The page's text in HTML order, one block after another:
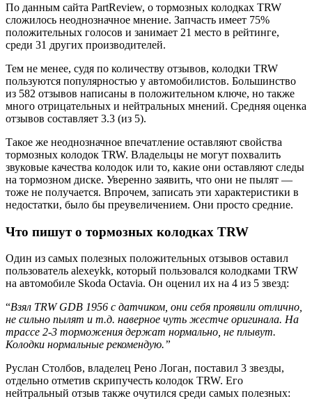
По данным сайта PartReview, о тормозных колодках TRW
сложилось неоднозначное мнение. Запчасть имеет 75%
положительных голосов и занимает 21 место в рейтинге,
среди 31 других производителей.
Тем не менее, судя по количеству отзывов, колодки TRW
пользуются популярностью у автомобилистов. Большинство
из 582 отзывов написаны в положительном ключе, но также
много отрицательных и нейтральных мнений. Средняя оценка
отзывов составляет 3.3 (из 5).
Такое же неоднозначное впечатление оставляют свойства
тормозных колодок TRW. Владельцы не могут похвалить
звуковые качества колодок или то, какие они оставляют следы
на тормозном диске. Уверенно заявить, что они не пылят —
тоже не получается. Впрочем, записать эти характеристики в
недостатки, было бы преувеличением. Они просто средние.
Что пишут о тормозных колодках TRW
Один из самых полезных положительных отзывов оставил
пользователь alexeykk, который пользовался колодками TRW
на автомобиле Skoda Octavia. Он оценил их на 4 из 5 звезд:
“Взял TRW GDB 1956 с датчиком, они себя проявили отлично,
не сильно пылят и т.д. наверное чуть жестче оригинала. На
трассе 2-3 торможения держат нормально, не плывут.
Колодки нормальные рекомендую.”
Руслан Столбов, владелец Рено Логан, поставил 3 звезды,
отдельно отметив скрипучесть колодок TRW. Его
нейтральный отзыв также очутился среди самых полезных: